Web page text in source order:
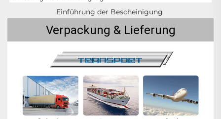
Einführung der Bescheinigung
Verpackung & Lieferung